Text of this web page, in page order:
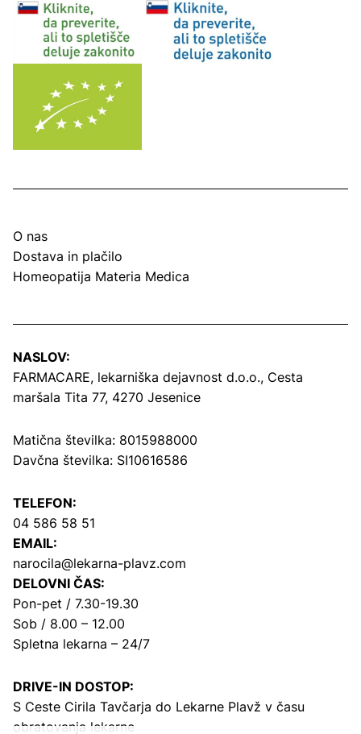
O nas
Dostava in plačilo
Homeopatija Materia Medica
NASLOV:
FARMACARE, lekarniška dejavnost d.o.o., Cesta
maršala Tita 77, 4270 Jesenice
Matična številka: 8015988000
Davčna številka: SI10616586
TELEFON:
04 586 58 51
EMAIL:
narocila@lekarna-plavz.com
DELOVNI ČAS:
Pon-pet / 7.30-19.30
Sob / 8.00 – 12.00
Spletna lekarna – 24/7
DRIVE-IN DOSTOP:
S Ceste Cirila Tavčarja do Lekarne Plavž v času
obratovanja lekarne